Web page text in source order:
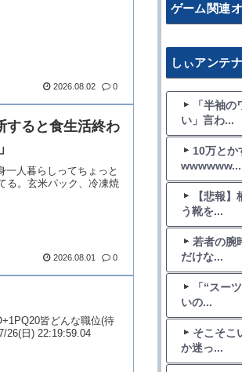
2026.08.02 0
すると食生活終わ
一人暮らしってちょっと
る。玄米パック、冷凍焼
2026.08.01 0
皆どんな職位(待
26(日) 22:19:59.04
ゲーム関連
しぃアンテ
「半袖
い」言わ...
10万とか
wwwwww...
【悲報
う靴を...
若者の腕
だけな...
「“スー
いの...
そこそこ
か迷っ...